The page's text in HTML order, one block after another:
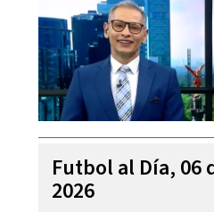
Futbol al Día, 06
2026